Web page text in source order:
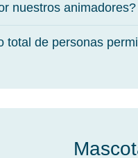
nuestros animadores?
de personas